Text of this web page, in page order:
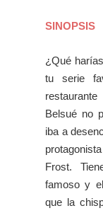
SINOPSIS
¿Qué
tu serie
Belsué no
iba a
Frost.
famoso y
que la